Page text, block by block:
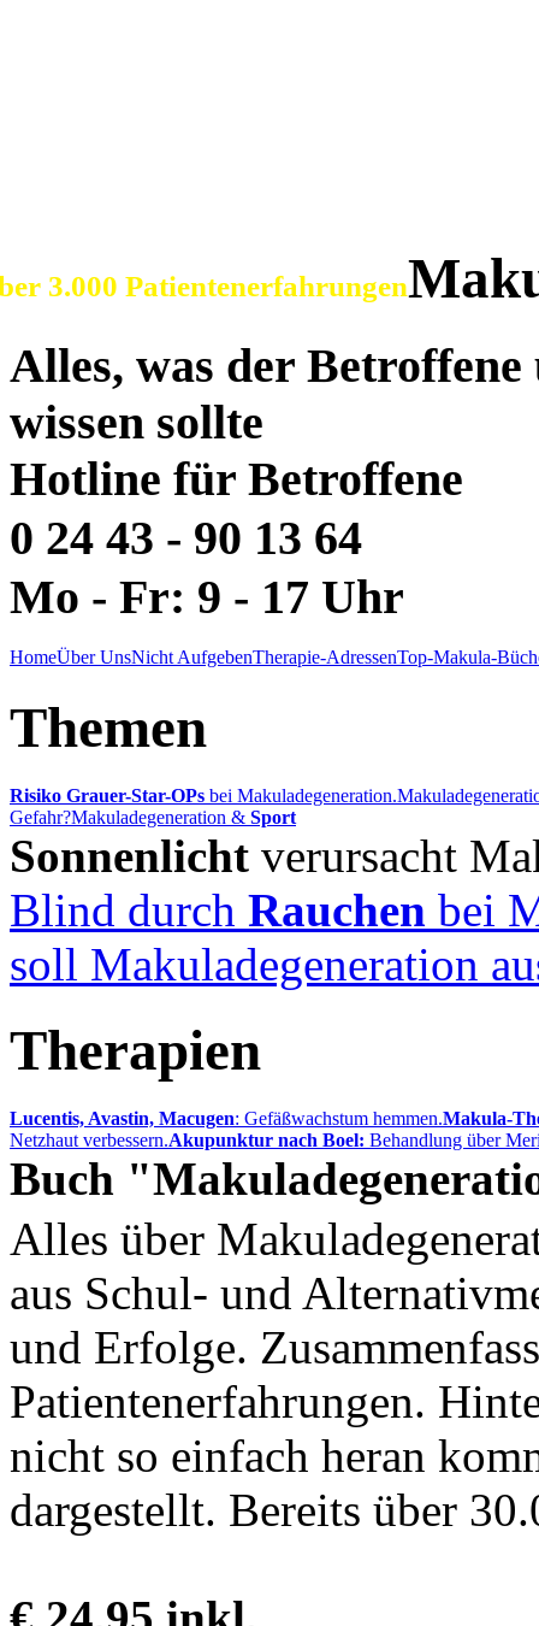
3.000 Patientenerfahrungen
Alles, was der
wissen sollte
Hotline für Betroffene
0 24 43 - 90 13 64
Mo - Fr: 9 - 17 Uhr
HomeÜber UnsNicht AufgebenTherapie-AdressenTop-Makula-
Themen
Risiko Grauer-Star-OPs bei Makuladegeneration.
Gefahr?Makuladegeneration & Sport
Sonnenlicht verursacht
Blind durch Rauchen bei
soll Makuladegeneration
Therapien
Lucentis, Avastin, Macugen: Gefäßwachstum hemmen.Makula-
Netzhaut verbessern.Akupunktur nach Boel: Behandlung über
Buch
Alles über
aus Schul- und
und Erfolge.
Patientenerfahrungen.
nicht so einfach heran
dargestellt. Bereits über